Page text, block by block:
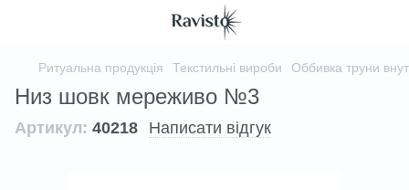
Ритуальна продукція Текстильні вироби Оббивка труни
Низ шовк мереживо №3
Артикул: 40218 Написати відгук